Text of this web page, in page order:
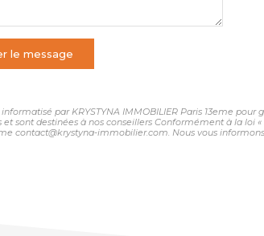
le message
par KRYSTYNA IMMOBILIER Paris 13eme
sont destinées à nos conseillers Conformément à la loi
contact@krystyna-immobilier.com. Nous vous